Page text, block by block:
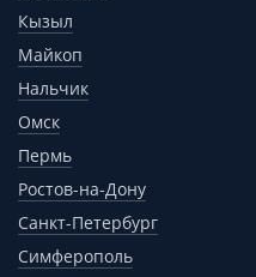
Кызыл
Майкоп
Нальчик
Омск
Пермь
Ростов-на-Дону
Санкт-Петербург
Симферополь